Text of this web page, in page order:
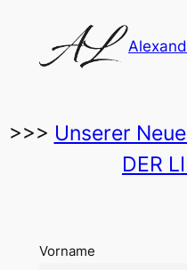
springen
>>> Unserer
DER
Vorname